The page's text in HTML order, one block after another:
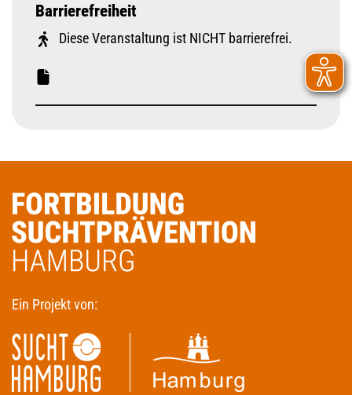
Barrierefreiheit
Diese Veranstaltung ist NICHT barrierefrei.
Ein Projekt von: